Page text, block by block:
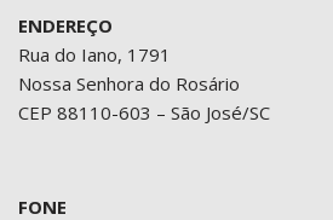
ENDEREÇO
Rua do Iano, 1791
Nossa Senhora do Rosário
CEP 88110-603 – São José/SC
FONE